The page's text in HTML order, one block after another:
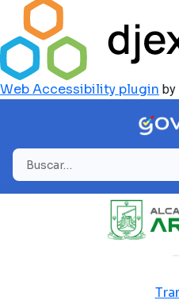
Web Accessibility plugin by
Buscar